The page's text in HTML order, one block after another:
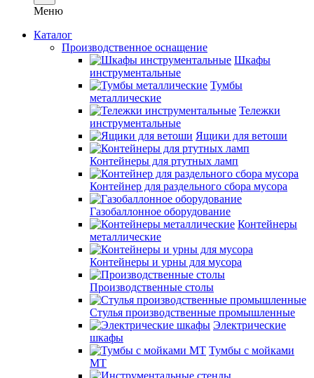
Меню
Каталог
Производственное оснащение
Шкафы
инструментальные
Тумбы
металлические
Тележки
инструментальные
Ящики для ветоши
Контейнеры для ртутных ламп
Контейнер для раздельного сбора мусора
Газобаллонное оборудование
Контейнеры
металлические
Контейнеры и урны для мусора
Производственные столы
Стулья производственные промышленные
Электрические
шкафы
Тумбы с мойками
МТ